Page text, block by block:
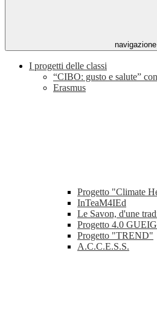
navigazione
I progetti delle classi
“CIBO: gusto e salute”
Erasmus
Progetto "Climate
InTeaM4IEd
Le Savon, d'une
Progetto 4.0
Progetto "TREND"
A.C.C.E.S.S.